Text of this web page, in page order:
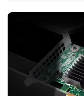
alan keskustelussa
"toimitusketjuista",
konkreettisessa